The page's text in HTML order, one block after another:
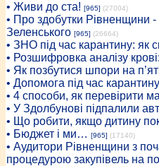
• Живи до ста! [965] (27004)
• Про здобутки Рівненщини
Зеленського [965] (26664)
• ЗНО під час карантину: як
• Розшифровка аналізу крові:
• Як позбутися шпори на
• Допомога під час карантину
• 4 способи, як перевірити
• У Здолбунові підпалили
• Що робити, якщо дитину
• Бюджет і ми… [965] (17140)
• Аудитори Рівненщини з
процедурою закупівель на